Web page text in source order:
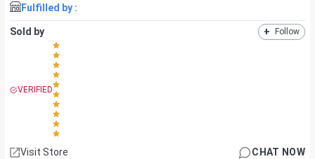
Fulfilled by :
Sold by + Follow
VERIFIED
Visit Store CHAT NOW